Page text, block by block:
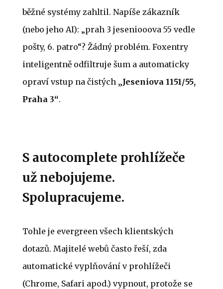
běžné systémy zahltil. Napíše zákazník
(nebo jeho AI): „prah 3 jeseniooova 55 vedle
pošty, 6. patro“? Žádný problém. Foxentry
inteligentně odfiltruje šum a automaticky
opraví vstup na čistých „Jeseniova 1151/55,
Praha 3“.
S autocomplete prohlížeče
už nebojujeme.
Spolupracujeme.
Tohle je evergreen všech klientských
dotazů. Majitelé webů často řeší, zda
automatické vyplňování v prohlížeči
(Chrome, Safari apod.) vypnout, protože se